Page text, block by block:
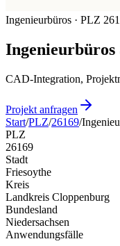
Ingenieurbüros · PLZ
Ingenieurbüros
CAD-Integration,
Projekt anfragen
Start/PLZ/26169/
PLZ
26169
Stadt
Friesoythe
Kreis
Landkreis Cloppenburg
Bundesland
Niedersachsen
Anwendungsfälle